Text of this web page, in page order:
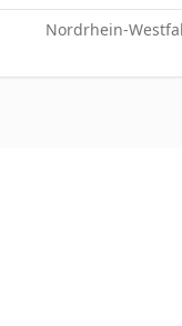
Nordrhein-